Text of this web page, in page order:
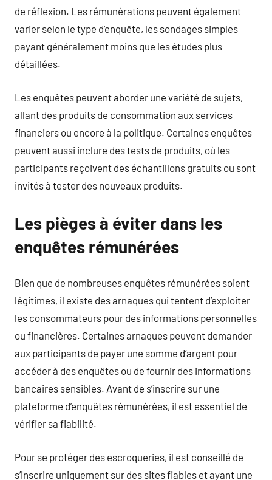
de réflexion. Les rémunérations peuvent également
varier selon le type d’enquête, les sondages simples
payant généralement moins que les études plus
détaillées.
Les enquêtes peuvent aborder une variété de sujets,
allant des produits de consommation aux services
financiers ou encore à la politique. Certaines enquêtes
peuvent aussi inclure des tests de produits, où les
participants reçoivent des échantillons gratuits ou sont
invités à tester des nouveaux produits.
Les pièges à éviter dans les
enquêtes rémunérées
Bien que de nombreuses enquêtes rémunérées soient
légitimes, il existe des arnaques qui tentent d’exploiter
les consommateurs pour des informations personnelles
ou financières. Certaines arnaques peuvent demander
aux participants de payer une somme d’argent pour
accéder à des enquêtes ou de fournir des informations
bancaires sensibles. Avant de s’inscrire sur une
plateforme d’enquêtes rémunérées, il est essentiel de
vérifier sa fiabilité.
Pour se protéger des escroqueries, il est conseillé de
s’inscrire uniquement sur des sites fiables et ayant une